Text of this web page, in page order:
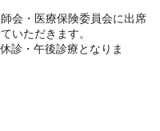
会・医療保険委員会に出席
いただきます。
診・午後診療となりま